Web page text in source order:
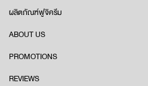
ผลิตภัณฑ์ฟูจิครีม
ABOUT US
PROMOTIONS
REVIEWS